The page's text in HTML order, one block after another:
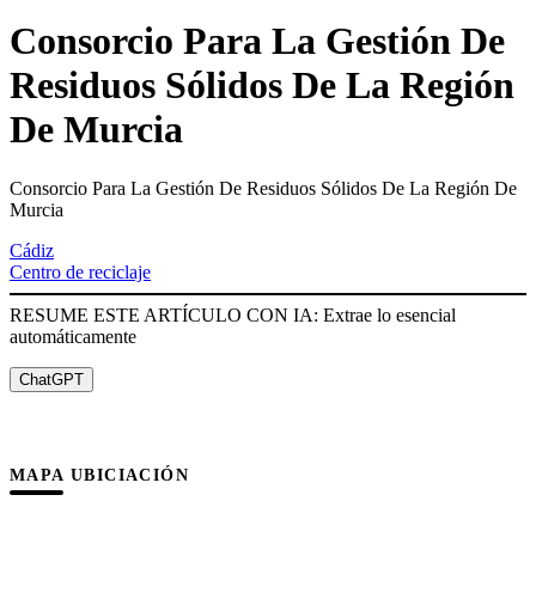
Consorcio Para La Gestión De
Residuos Sólidos De La Región
De Murcia
Consorcio Para La Gestión De Residuos Sólidos De La Región De
Murcia
Cádiz
Centro de reciclaje
RESUME ESTE ARTÍCULO CON IA: Extrae lo esencial
automáticamente
ChatGPT
MAPA UBICIACIÓN